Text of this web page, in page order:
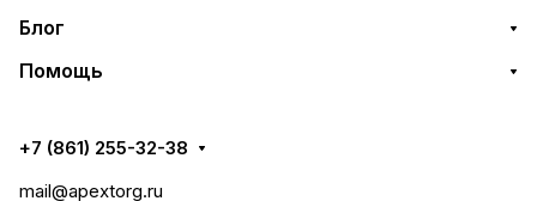
Блог
Помощь
+7 (861) 255-32-38
mail@apextorg.ru